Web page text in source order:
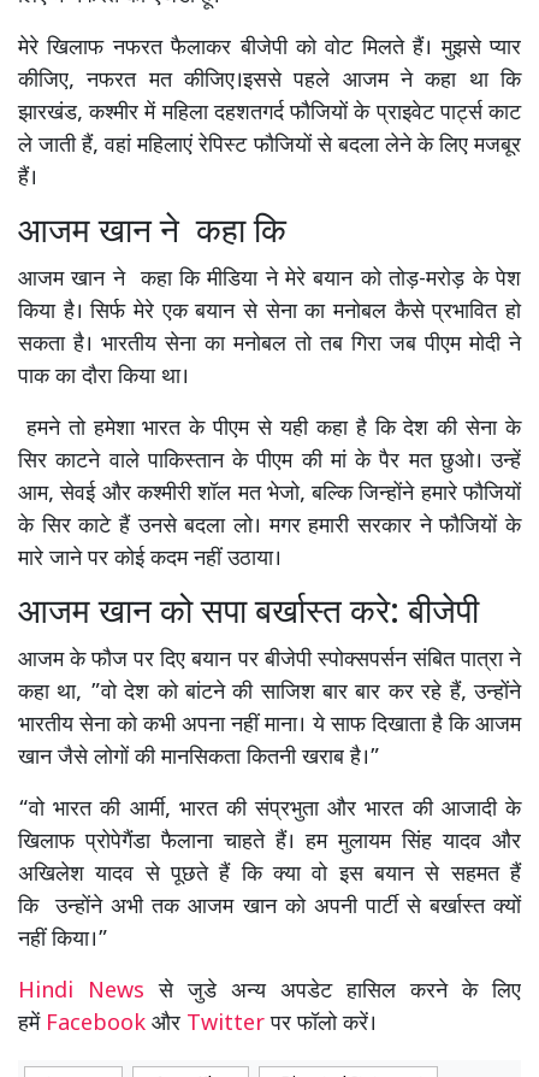
मेरे खिलाफ नफरत फैलाकर बीजेपी को वोट मिलते हैं। मुझसे प्यार
कीजिए, नफरत मत कीजिए।इससे पहले आजम ने कहा था कि
झारखंड, कश्मीर में महिला दहशतगर्द फौजियों के प्राइवेट पार्ट्स काट
ले जाती हैं, वहां महिलाएं रेपिस्ट फौजियों से बदला लेने के लिए मजबूर
हैं।
आजम खान ने कहा कि
आजम खान ने कहा कि मीडिया ने मेरे बयान को तोड़-मरोड़ के पेश
किया है। सिर्फ मेरे एक बयान से सेना का मनोबल कैसे प्रभावित हो
सकता है। भारतीय सेना का मनोबल तो तब गिरा जब पीएम मोदी ने
पाक का दौरा किया था।
हमने तो हमेशा भारत के पीएम से यही कहा है कि देश की सेना के
सिर काटने वाले पाकिस्तान के पीएम की मां के पैर मत छुओ। उन्हें
आम, सेवई और कश्मीरी शॉल मत भेजो, बल्क‍ि जिन्होंने हमारे फौजियों
के सि‍र काटे हैं उनसे बदला लो। मगर हमारी सरकार ने फौजियों के
मारे जाने पर कोई कदम नहीं उठाया।
आजम खान को सपा बर्खास्त करे: बीजेपी
आजम के फौज पर दिए बयान पर बीजेपी स्पोक्सपर्सन संबित पात्रा ने
कहा था, ”वो देश को बांटने की साजिश बार बार कर रहे हैं, उन्होंने
भारतीय सेना को कभी अपना नहीं माना। ये साफ दिखाता है कि आजम
खान जैसे लोगों की मानसिकता कितनी खराब है।”
“वो भारत की आर्मी, भारत की संप्रभुता और भारत की आजादी के
खिलाफ प्रोपेगैंडा फैलाना चाहते हैं। हम मुलायम सिंह यादव और
अखिलेश यादव से पूछते हैं कि क्या वो इस बयान से सहमत हैं
कि उन्होंने अभी तक आजम खान को अपनी पार्टी से बर्खास्त क्यों
नहीं किया।”
Hindi Newsसे जुडे अन्य अपडेट हासिल करने के लिए
हमें Facebook और Twitterपर फॉलो करें।